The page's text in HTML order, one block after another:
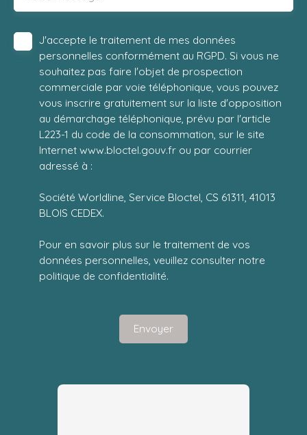
J'accepte le traitement de mes données
personnelles conformément au RGPD. Si vous ne
souhaitez pas faire l'objet de prospection
commerciale par voie téléphonique, vous pouvez
vous inscrire gratuitement sur la liste d'opposition
au démarchage téléphonique, prévu par l'article
L223-1 du code de la consommation, sur le site
Internet www.bloctel.gouv.fr ou par courrier
adressé à :
Société Worldline, Service Bloctel, CS 61311, 41013
BLOIS CEDEX.
Pour en savoir plus sur le traitement de vos
données personnelles, veuillez consulter notre
politique de confidentialité.
Envoyer